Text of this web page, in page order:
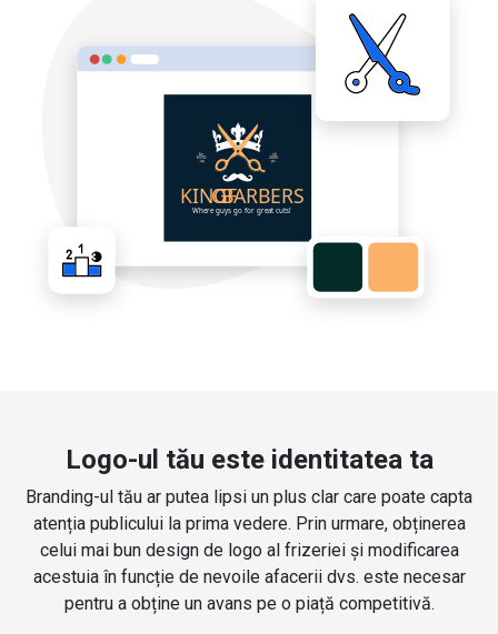
Logo-ul tău este identitatea ta
Branding-ul tău ar putea lipsi un plus clar care poate capta
atenția publicului la prima vedere. Prin urmare, obținerea
celui mai bun design de logo al frizeriei și modificarea
acestuia în funcție de nevoile afacerii dvs. este necesar
pentru a obține un avans pe o piață competitivă.